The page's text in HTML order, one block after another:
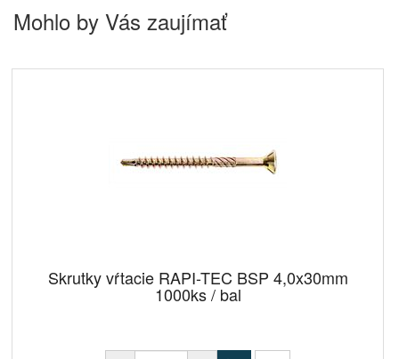
Mohlo by Vás zaujímať
Skrutky vŕtacie RAPI-TEC BSP 4,0x30mm
1000ks / bal